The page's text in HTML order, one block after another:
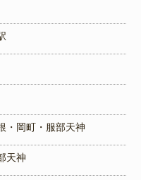
・岡町・服部天神
天神